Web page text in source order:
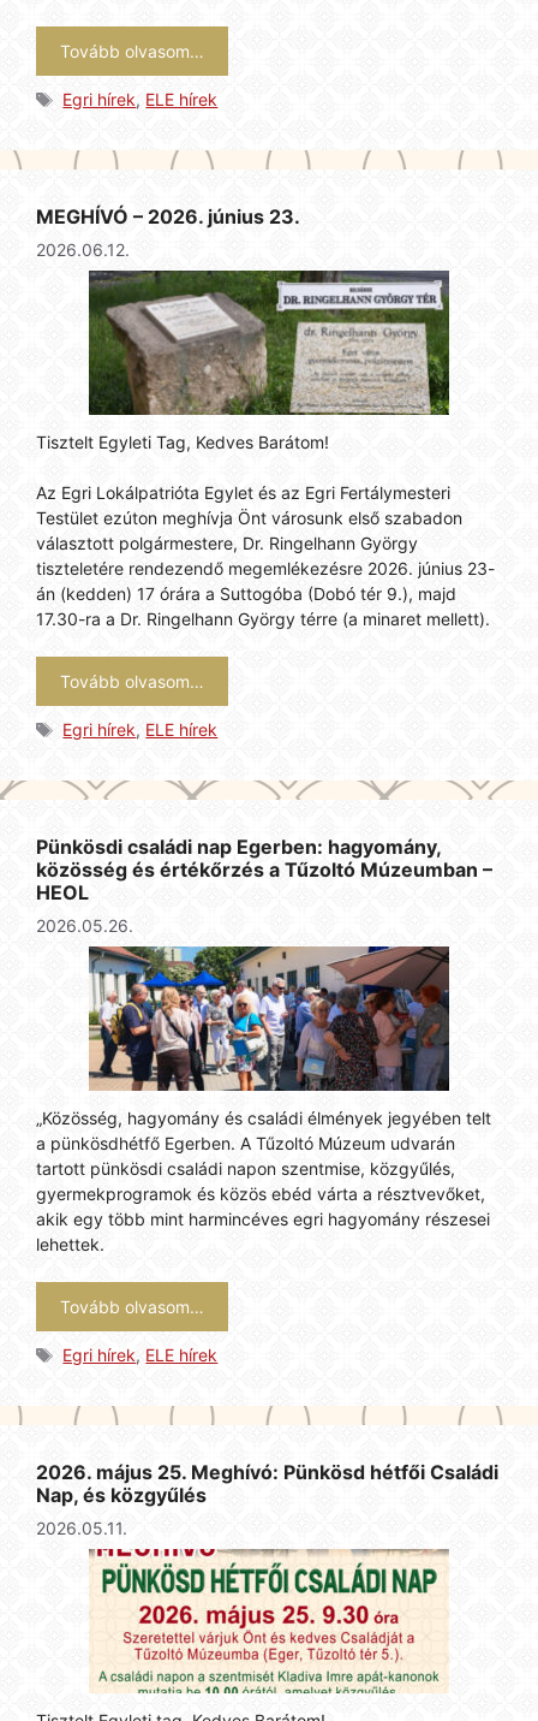
Tovább olvasom…
Címkék
Egri hírek, ELE hírek
MEGHÍVÓ – 2026. június 23.
2026.06.12.
Tisztelt Egyleti Tag, Kedves Barátom!
Az Egri Lokálpatrióta Egylet és az Egri Fertálymesteri
Testület ezúton meghívja Önt városunk első szabadon
választott polgármestere, Dr. Ringelhann György
tiszteletére rendezendő megemlékezésre 2026. június 23-
án (kedden) 17 órára a Suttogóba (Dobó tér 9.), majd
17.30-ra a Dr. Ringelhann György térre (a minaret mellett).
Tovább olvasom…
Címkék
Egri hírek, ELE hírek
Pünkösdi családi nap Egerben: hagyomány,
közösség és értékőrzés a Tűzoltó Múzeumban –
HEOL
2026.05.26.
„Közösség, hagyomány és családi élmények jegyében telt
a pünkösdhétfő Egerben. A Tűzoltó Múzeum udvarán
tartott pünkösdi családi napon szentmise, közgyűlés,
gyermekprogramok és közös ebéd várta a résztvevőket,
akik egy több mint harmincéves egri hagyomány részesei
lehettek.
Tovább olvasom…
Címkék
Egri hírek, ELE hírek
2026. május 25. Meghívó: Pünkösd hétfői Családi
Nap, és közgyűlés
2026.05.11.